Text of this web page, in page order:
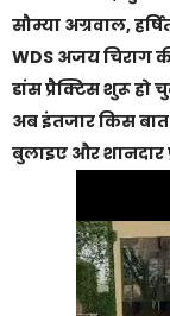
सौम्या अग्रवाल,
WDS अजय चिराग
डांस प्रैक्टिस शुरू हो
अब इंतजार किस बात
बुलाइए और शानदार